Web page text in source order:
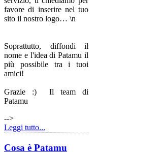
favore di inserire nel tuo
sito il nostro logo… \n
Soprattutto, diffondi il
nome e l'idea di Patamu il
più possibile tra i tuoi
amici!
Grazie :) Il team di
Patamu
-->
Leggi tutto...
Cosa è Patamu